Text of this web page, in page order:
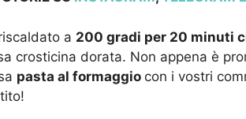
a 200 gradi per 20 minuti
crosticina dorata. Non appena è
pasta al formaggio con i vostri